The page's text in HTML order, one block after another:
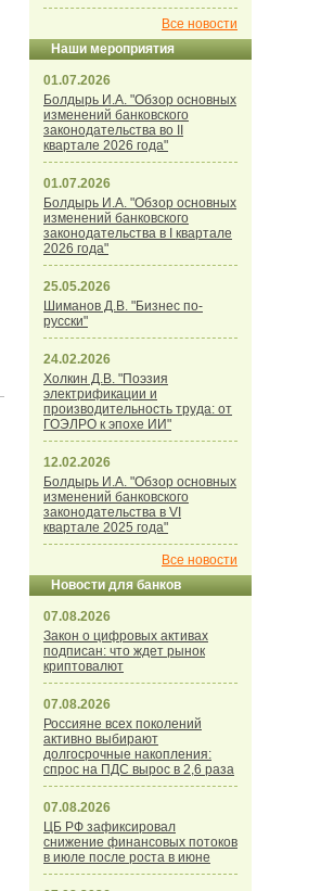
Все новости
Наши мероприятия
01.07.2026
Болдырь И.А. "Обзор основных
изменений банковского
законодательства во II
квартале 2026 года"
01.07.2026
Болдырь И.А. "Обзор основных
изменений банковского
законодательства в I квартале
2026 года"
25.05.2026
Шиманов Д.В. "Бизнес по-
русски"
24.02.2026
Холкин Д.В. "Поэзия
электрификации и
производительность труда: от
ГОЭЛРО к эпохе ИИ"
12.02.2026
Болдырь И.А. "Обзор основных
изменений банковского
законодательства в VI
квартале 2025 года"
Все новости
Новости для банков
07.08.2026
Закон о цифровых активах
подписан: что ждет рынок
криптовалют
07.08.2026
Россияне всех поколений
активно выбирают
долгосрочные накопления:
спрос на ПДС вырос в 2,6 раза
07.08.2026
ЦБ РФ зафиксировал
снижение финансовых потоков
в июле после роста в июне